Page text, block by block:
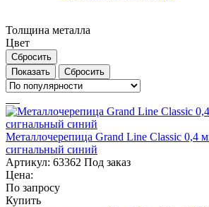
Толщина металла
Цвет
Сбросить
Сбросить
Металлочерепица Grand Line Classic 0,4
сигнальный синий
Артикул: 63362 Под заказ
Цена:
По запросу
Купить